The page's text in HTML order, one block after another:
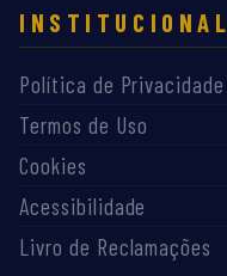
INSTITUCIONAL
Política de Privacidade
Termos de Uso
Cookies
Acessibilidade
Livro de Reclamações